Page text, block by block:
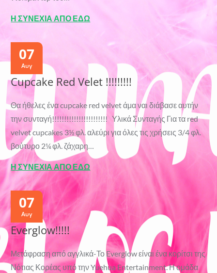
Η ΣΥΝΕΧΙΑ ΑΠΟ ΕΔΩ
07
Αυγ
Cupcake Red Velet !!!!!!!!!
Θα ήθελες ένα cupcake red velvet άμα ναι διάβασε αυτήν
την συνταγή!!!!!!!!!!!!!!!!!!!!!!! Υλικά Συνταγής Για τα red
velvet cupcakes 3½ φλ. αλεύρι για όλες τις χρήσεις 3/4 φλ.
βούτυρο 2¼ φλ. ζάχαρη…
Η ΣΥΝΕΧΙΑ ΑΠΟ ΕΔΩ
07
Αυγ
Everglow!!!!!
Μετάφραση από αγγλικά-Το Everglow είναι ένα κορίτσι της
Νότιας Κορέας υπό την Yuehua Entertainment. Η ομάδα